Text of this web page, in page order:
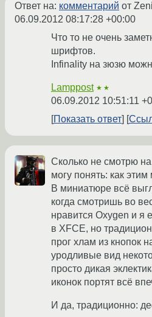
Ответ на: комментарий от
06.09.2012 08:17:28 +00:00
Что то не очень
шрифтов.
Infinality на зюзю
Lamppost ★★
06.09.2012 10:51:11
Показать ответ
Сколько не смотрю
могу понять: как
В миниатюре всё
когда смотришь во
нравится Oxygen и я
в XFCE, но
прог хлам из кнопок
уродливые вид
просто дикая
иконок портят всё
И да, традиционно: